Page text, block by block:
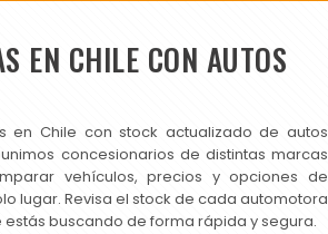
EN CHILE CON AUTOS
en Chile con stock actualizado de autos
concesionarios de distintas marcas
vehículos, precios y opciones de
lugar. Revisa el stock de cada automotora
buscando de forma rápida y segura.